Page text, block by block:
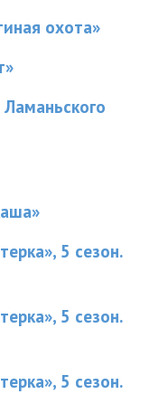
охота»
5 сезон.
5 сезон.
5 сезон.